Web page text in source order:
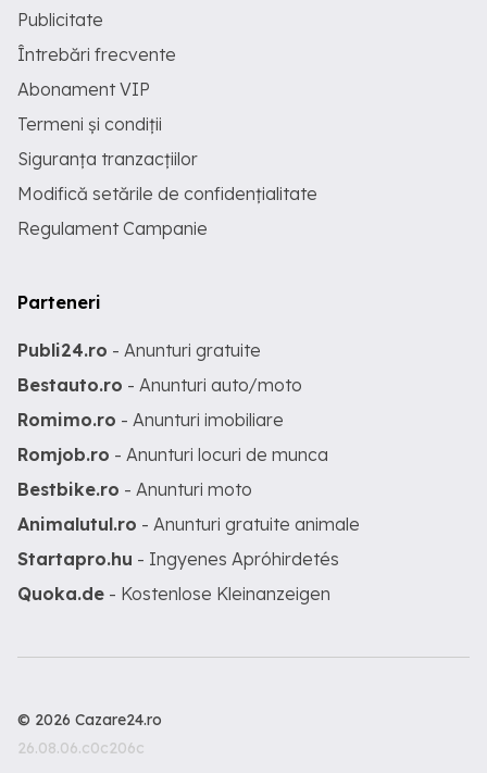
Publicitate
Întrebări frecvente
Abonament VIP
Termeni și condiții
Siguranța tranzacțiilor
Modifică setările de confidențialitate
Regulament Campanie
Parteneri
Publi24.ro - Anunturi gratuite
Bestauto.ro - Anunturi auto/moto
Romimo.ro - Anunturi imobiliare
Romjob.ro - Anunturi locuri de munca
Bestbike.ro - Anunturi moto
Animalutul.ro - Anunturi gratuite animale
Startapro.hu - Ingyenes Apróhirdetés
Quoka.de - Kostenlose Kleinanzeigen
© 2026 Cazare24.ro
26.08.06.c0c206c